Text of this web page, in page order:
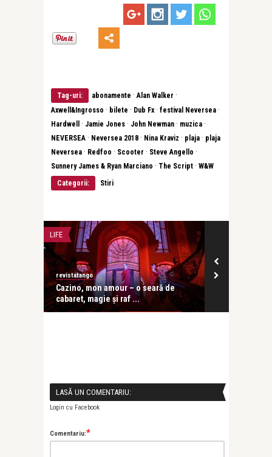
Tag-uri: abonamente · Alan Walker ·
Axwell&Ingrosso · bilete · Dub Fx · festival Neversea ·
Hardwell · Jamie Jones · John Newman · muzica ·
NEVERSEA · Neversea 2018 · Nina Kraviz · plaja · plaja
Neversea · Redfoo · Scooter · Steve Angello ·
Sunnery James & Ryan Marciano · The Script · W&W
Categorii:
Stiri
LIFE
revistatango
Cazino, mon amour – o seară de
cabaret, magie și raf ...
LASĂ UN COMENTARIU:
Login cu Facebook
Comentariu:*